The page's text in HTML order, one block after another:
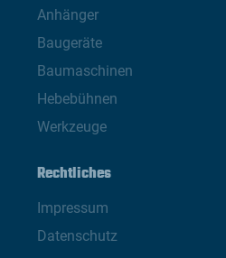
Anhänger
Baugeräte
Baumaschinen
Hebebühnen
Werkzeuge
Rechtliches
Impressum
Datenschutz